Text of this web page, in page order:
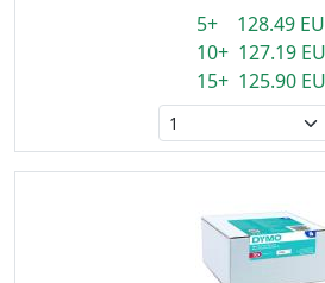
5+ 128.49
10+ 127.19
15+ 125.90